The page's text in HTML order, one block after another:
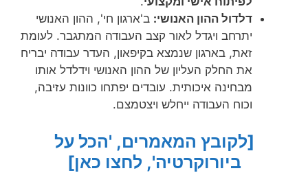
דלדול ההון האנושי: ב'ארגון חי', ההון האנושי
יתרחב ויגדל לאור קצב העבודה המתגבר. לעומת
זאת, בארגון שנמצא בקיפאון, העדר עבודה יבריח
את החלק העליון של ההון האנושי וידלדל אותו
מבחינה איכותית. עובדים יפתחו כוונות עזיבה,
וכוח העבודה ייחלש ויצטמצם.
[לקובץ המאמרים, 'הכל על
ביורוקרטיה', לחצו כאן]